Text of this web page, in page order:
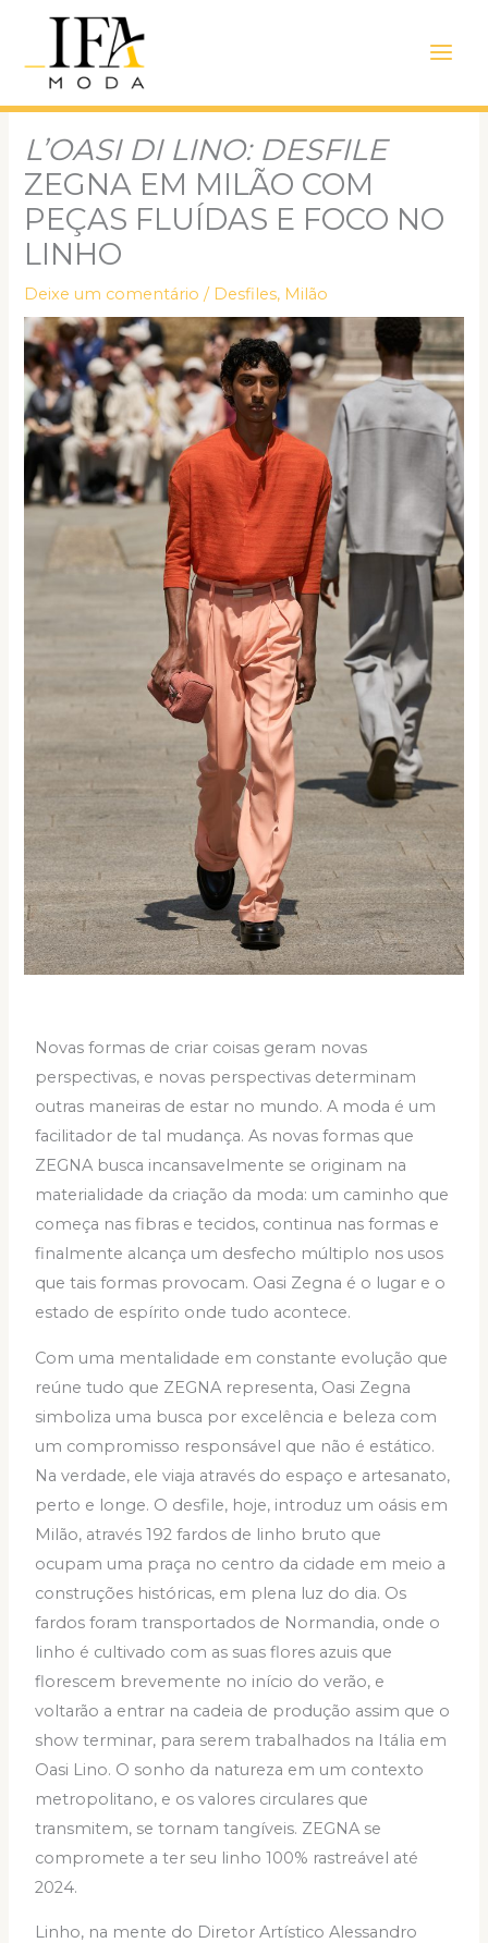
conteúdo
Menu
L’OASI DI LINO: DESFILE
ZEGNA EM MILÃO COM
PEÇAS FLUÍDAS E FOCO NO
LINHO
Deixe um comentário / Desfiles, Milão
Novas formas de criar coisas geram novas
perspectivas, e novas perspectivas determinam
outras maneiras de estar no mundo. A moda é um
facilitador de tal mudança. As novas formas que
ZEGNA busca incansavelmente se originam na
materialidade da criação da moda: um caminho que
começa nas fibras e tecidos, continua nas formas e
finalmente alcança um desfecho múltiplo nos usos
que tais formas provocam. Oasi Zegna é o lugar e o
estado de espírito onde tudo acontece.
Com uma mentalidade em constante evolução que
reúne tudo que ZEGNA representa, Oasi Zegna
simboliza uma busca por excelência e beleza com
um compromisso responsável que não é estático.
Na verdade, ele viaja através do espaço e artesanato,
perto e longe. O desfile, hoje, introduz um oásis em
Milão, através 192 fardos de linho bruto que
ocupam uma praça no centro da cidade em meio a
construções históricas, em plena luz do dia. Os
fardos foram transportados de Normandia, onde o
linho é cultivado com as suas flores azuis que
florescem brevemente no início do verão, e
voltarão a entrar na cadeia de produção assim que o
show terminar, para serem trabalhados na Itália em
Oasi Lino. O sonho da natureza em um contexto
metropolitano, e os valores circulares que
transmitem, se tornam tangíveis. ZEGNA se
compromete a ter seu linho 100% rastreável até
2024.
Linho, na mente do Diretor Artístico Alessandro